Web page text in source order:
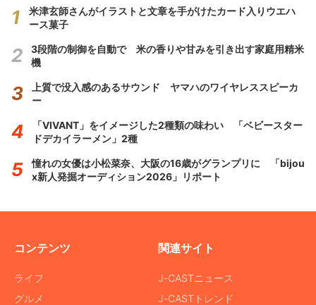
米津玄師さんがイラストと文章を手がけたカード入りウエハ
ース菓子
3段階の制御を自動で 米の香りや甘みを引き出す家庭用精米
機
上質で没入感のあるサウンド ヤマハのワイヤレススピーカ
ー
「VIVANT」をイメージした2種類の味わい 「ベビースター
ドデカイラーメン」2種
憧れの女優は小松菜奈、大阪の16歳がグランプリに 「bijou
x新人発掘オーディション2026」リポート
コンテンツ
ライフ
グルメ
関連サイト
J-CASTニュース
J-CASTトレンド